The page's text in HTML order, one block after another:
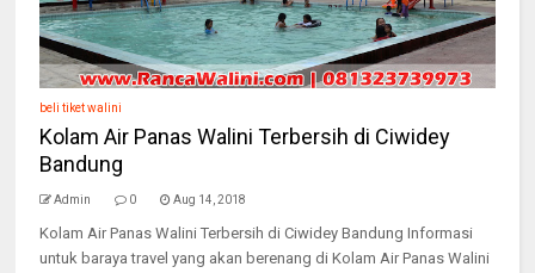
beli tiket walini
Kolam Air Panas Walini Terbersih di Ciwidey
Bandung
Admin 0 Aug 14, 2018
Kolam Air Panas Walini Terbersih di Ciwidey Bandung Informasi
untuk baraya travel yang akan berenang di Kolam Air Panas Walini